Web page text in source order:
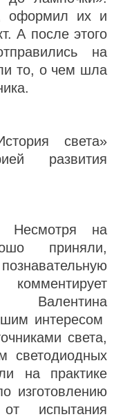
оформил их и
А после этого
на
то, о чем шла
света»
развития
на
приняли,
Валентина
интересом
света,
светодиодных
на практике
изготовлению
от испытания